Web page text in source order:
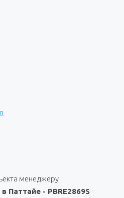
менеджеру
- PBRE2869S